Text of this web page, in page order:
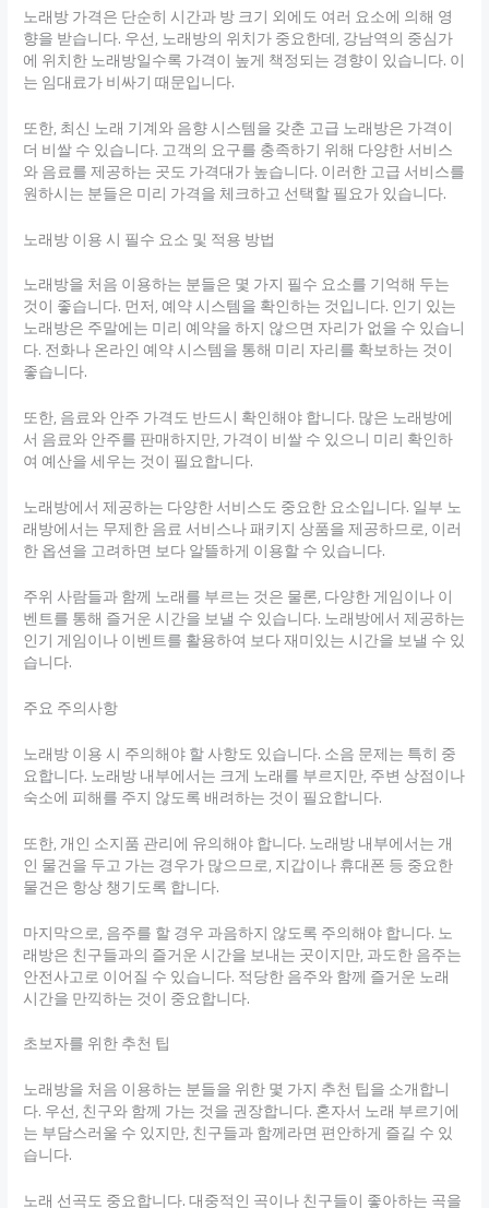
노래방 가격은 단순히 시간과 방 크기 외에도 여러 요소에 의해 영
향을 받습니다. 우선, 노래방의 위치가 중요한데, 강남역의 중심가
에 위치한 노래방일수록 가격이 높게 책정되는 경향이 있습니다. 이
는 임대료가 비싸기 때문입니다.
또한, 최신 노래 기계와 음향 시스템을 갖춘 고급 노래방은 가격이
더 비쌀 수 있습니다. 고객의 요구를 충족하기 위해 다양한 서비스
와 음료를 제공하는 곳도 가격대가 높습니다. 이러한 고급 서비스를
원하시는 분들은 미리 가격을 체크하고 선택할 필요가 있습니다.
노래방 이용 시 필수 요소 및 적용 방법
노래방을 처음 이용하는 분들은 몇 가지 필수 요소를 기억해 두는
것이 좋습니다. 먼저, 예약 시스템을 확인하는 것입니다. 인기 있는
노래방은 주말에는 미리 예약을 하지 않으면 자리가 없을 수 있습니
다. 전화나 온라인 예약 시스템을 통해 미리 자리를 확보하는 것이
좋습니다.
또한, 음료와 안주 가격도 반드시 확인해야 합니다. 많은 노래방에
서 음료와 안주를 판매하지만, 가격이 비쌀 수 있으니 미리 확인하
여 예산을 세우는 것이 필요합니다.
노래방에서 제공하는 다양한 서비스도 중요한 요소입니다. 일부 노
래방에서는 무제한 음료 서비스나 패키지 상품을 제공하므로, 이러
한 옵션을 고려하면 보다 알뜰하게 이용할 수 있습니다.
주위 사람들과 함께 노래를 부르는 것은 물론, 다양한 게임이나 이
벤트를 통해 즐거운 시간을 보낼 수 있습니다. 노래방에서 제공하는
인기 게임이나 이벤트를 활용하여 보다 재미있는 시간을 보낼 수 있
습니다.
주요 주의사항
노래방 이용 시 주의해야 할 사항도 있습니다. 소음 문제는 특히 중
요합니다. 노래방 내부에서는 크게 노래를 부르지만, 주변 상점이나
숙소에 피해를 주지 않도록 배려하는 것이 필요합니다.
또한, 개인 소지품 관리에 유의해야 합니다. 노래방 내부에서는 개
인 물건을 두고 가는 경우가 많으므로, 지갑이나 휴대폰 등 중요한
물건은 항상 챙기도록 합니다.
마지막으로, 음주를 할 경우 과음하지 않도록 주의해야 합니다. 노
래방은 친구들과의 즐거운 시간을 보내는 곳이지만, 과도한 음주는
안전사고로 이어질 수 있습니다. 적당한 음주와 함께 즐거운 노래
시간을 만끽하는 것이 중요합니다.
초보자를 위한 추천 팁
노래방을 처음 이용하는 분들을 위한 몇 가지 추천 팁을 소개합니
다. 우선, 친구와 함께 가는 것을 권장합니다. 혼자서 노래 부르기에
는 부담스러울 수 있지만, 친구들과 함께라면 편안하게 즐길 수 있
습니다.
노래 선곡도 중요합니다. 대중적인 곡이나 친구들이 좋아하는 곡을